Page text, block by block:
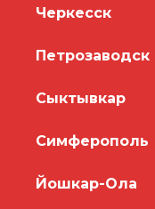
Черкесск
Петрозаводск
Сыктывкар
Симферополь
Йошкар-Ола